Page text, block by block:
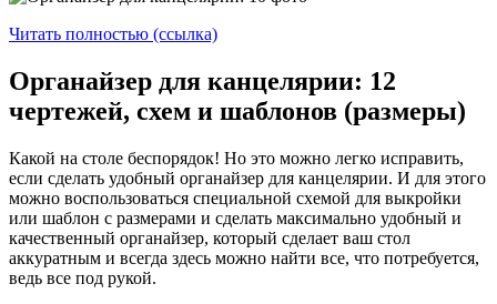
Читать полностью (ссылка)
Органайзер для канцелярии: 12
чертежей, схем и шаблонов (размеры)
Какой на столе беспорядок! Но это можно легко исправить,
если сделать удобный органайзер для канцелярии. И для этого
можно воспользоваться специальной схемой для выкройки
или шаблон с размерами и сделать максимально удобный и
качественный органайзер, который сделает ваш стол
аккуратным и всегда здесь можно найти все, что потребуется,
ведь все под рукой.